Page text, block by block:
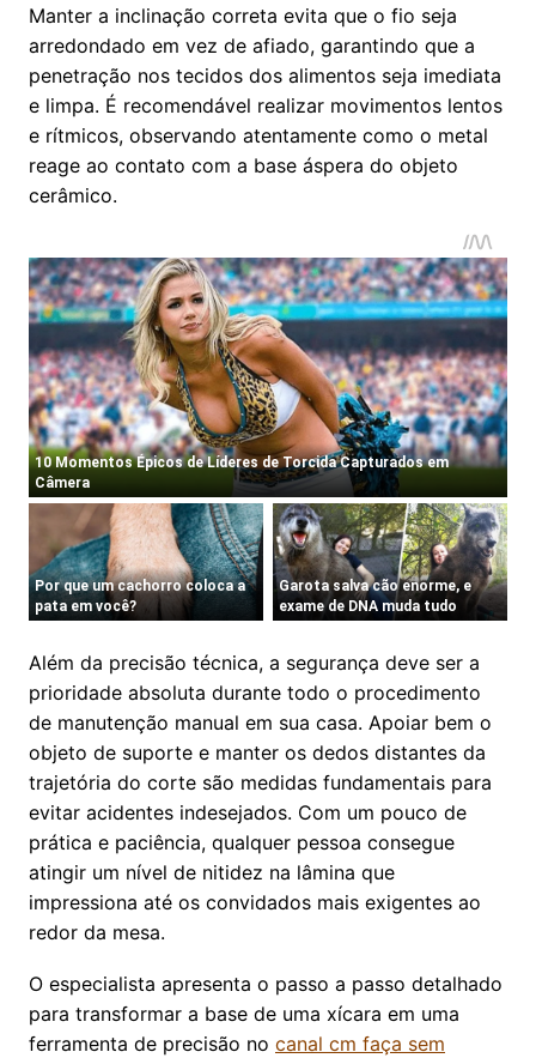
Manter a inclinação correta evita que o fio seja
arredondado em vez de afiado, garantindo que a
penetração nos tecidos dos alimentos seja imediata
e limpa. É recomendável realizar movimentos lentos
e rítmicos, observando atentamente como o metal
reage ao contato com a base áspera do objeto
cerâmico.
Além da precisão técnica, a segurança deve ser a
prioridade absoluta durante todo o procedimento
de manutenção manual em sua casa. Apoiar bem o
objeto de suporte e manter os dedos distantes da
trajetória do corte são medidas fundamentais para
evitar acidentes indesejados. Com um pouco de
prática e paciência, qualquer pessoa consegue
atingir um nível de nitidez na lâmina que
impressiona até os convidados mais exigentes ao
redor da mesa.
O especialista apresenta o passo a passo detalhado
para transformar a base de uma xícara em uma
ferramenta de precisão no canal cm faça sem